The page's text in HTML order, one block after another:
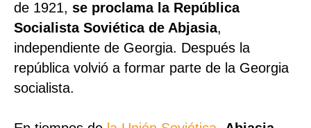
de 1921, se proclama la República
Socialista Soviética de Abjasia,
independiente de Georgia. Después la
república volvió a formar parte de la Georgia
socialista.